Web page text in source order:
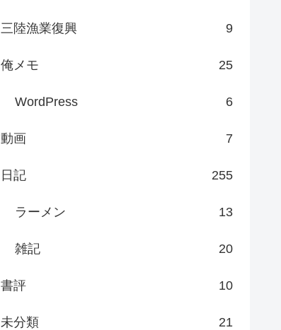
三陸漁業復興 9
俺メモ 25
WordPress 6
動画 7
日記 255
ラーメン 13
雑記 20
書評 10
未分類 21